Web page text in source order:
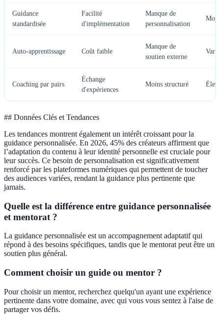
Guidance
standardisée
Facilité
d'implémentation
Manque de
personnalisation
Auto-apprentissage Coût faible
Manque de
soutien externe
Coaching par pairs
Échange
d'expériences
Moins structuré
## Données Clés et Tendances
Les tendances montrent également un intérêt croissant pour la
guidance personnalisée. En 2026, 45% des créateurs affirment que
l’adaptation du contenu à leur identité personnelle est cruciale pour
leur succès. Ce besoin de personnalisation est significativement
renforcé par les plateformes numériques qui permettent de toucher
des audiences variées, rendant la guidance plus pertinente que
jamais.
Quelle est la différence entre guidance personnalisée
et mentorat ?
La guidance personnalisée est un accompagnement adaptatif qui
répond à des besoins spécifiques, tandis que le mentorat peut être un
soutien plus général.
Comment choisir un guide ou mentor ?
Pour choisir un mentor, recherchez quelqu'un ayant une expérience
pertinente dans votre domaine, avec qui vous vous sentez à l'aise de
partager vos défis.